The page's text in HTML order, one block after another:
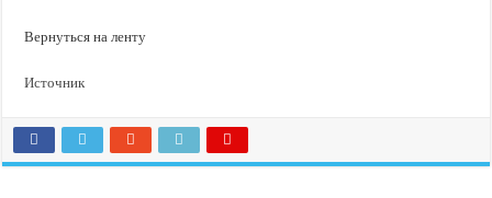
Вернуться на ленту
Источник